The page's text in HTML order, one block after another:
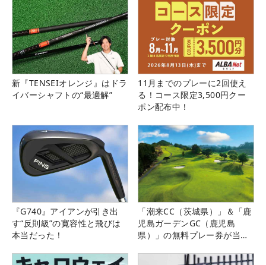
新『TENSEIオレンジ』はドラ
イバーシャフトの“最適解”
11月までのプレーに2回使え
る！コース限定3,500円クー
ポン配布中！
『G740』アイアンが引き出
す“反則級”の寛容性と飛びは
本当だった！
「潮来CC（茨城県）」＆「鹿
児島ガーデンGC（鹿児島
県）」の無料プレー券が当た